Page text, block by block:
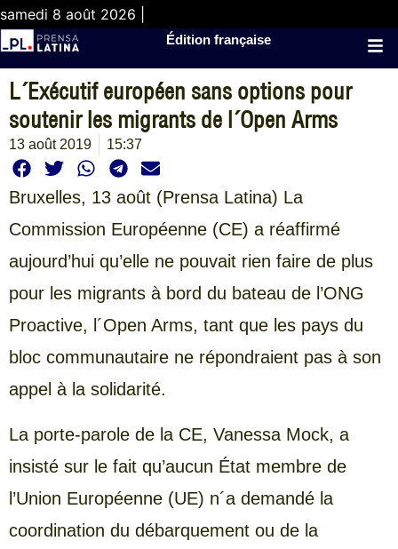
samedi 8 août 2026 |
Édition française
L´Exécutif européen sans options pour
soutenir les migrants de l´Open Arms
13 août 2019 15:37
Bruxelles, 13 août (Prensa Latina) La
Commission Européenne (CE) a réaffirmé
aujourd’hui qu’elle ne pouvait rien faire de plus
pour les migrants à bord du bateau de l’ONG
Proactive, l´Open Arms, tant que les pays du
bloc communautaire ne répondraient pas à son
appel à la solidarité.
La porte-parole de la CE, Vanessa Mock, a
insisté sur le fait qu’aucun État membre de
l’Union Européenne (UE) n´a demandé la
coordination du débarquement ou de la